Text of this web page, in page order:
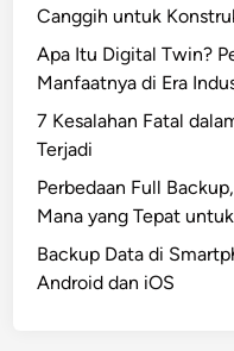
Canggih untuk
Apa Itu Digital Twin?
Manfaatnya di Era
7 Kesalahan Fatal
Terjadi
Perbedaan Full
Mana yang Tepat
Backup Data di
Android dan iOS